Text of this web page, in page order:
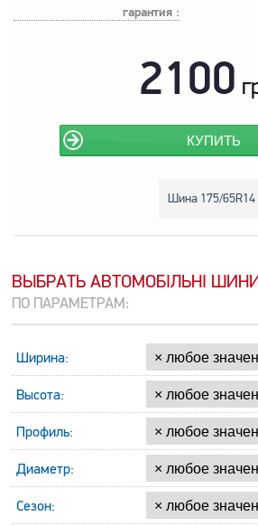
гарантия :
2100
КУПИТЬ
Шина 175/65R14
ВЫБРАТЬ АВТОМОБІЛЬНІ
ПО ПАРАМЕТРАМ:
Ширина:
Высота:
Профиль:
Диаметр:
Сезон: